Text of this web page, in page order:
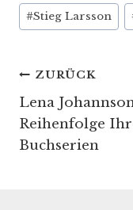
Schlagworte:
#Stieg Larsson
ZURÜCK
Lena
Reihenfolge
Buchserien